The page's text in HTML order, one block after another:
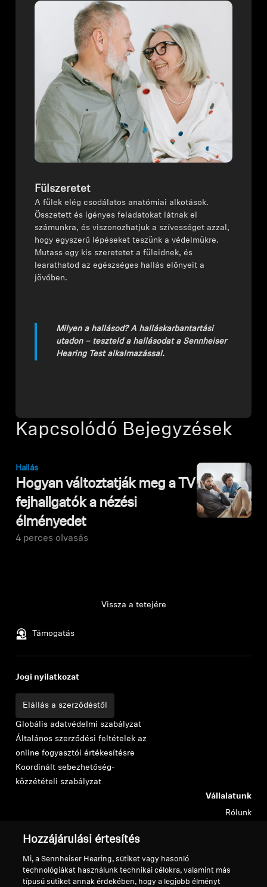
Kapcsolódó Bejegyzések
Hallás
Hogyan változtatják meg a TV
fejhallgatók a nézési
élményedet
4 perces olvasás
Fülszeretet
A fülek elég csodálatos anatómiai alkotások.
Összetett és igényes feladatokat látnak el
számunkra, és viszonozhatjuk a szívességet azzal,
hogy egyszerű lépéseket teszünk a védelmükre.
Mutass egy kis szeretetet a füleidnek, és
learathatod az egészséges hallás előnyeit a
jövőben.
Milyen a hallásod? A halláskarbantartási
utadon – teszteld a hallásodat a Sennheiser
Hearing Test alkalmazással.
Támogatás
Vissza a tetejére
Jogi nyilatkozat
Elállás a szerződéstől
Globális adatvédelmi szabályzat
Általános szerződési feltételek az
online fogyasztói értékesítésre
Koordinált sebezhetőség-
közzétételi szabályzat
Vállalatunk
Rólunk
Sennheiser Consumer márkabrandnagykövetek
Hozzájárulási értesítés
Mi, a Sennheiser Hearing, sütiket vagy hasonló
technológiákat használunk technikai célokra, valamint más
típusú sütiket annak érdekében, hogy a legjobb élményt